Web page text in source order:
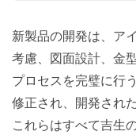
新製品の開発は、ア
考慮、図面設計、金
プロセスを完璧に行
修正され、開発され
これらはすべて吉生